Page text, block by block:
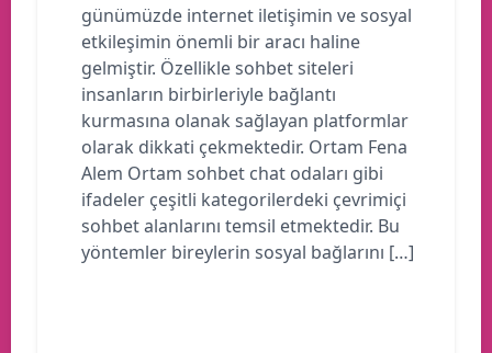
günümüzde internet iletişimin ve sosyal
etkileşimin önemli bir aracı haline
gelmiştir. Özellikle sohbet siteleri
insanların birbirleriyle bağlantı
kurmasına olanak sağlayan platformlar
olarak dikkati çekmektedir. Ortam Fena
Alem Ortam sohbet chat odaları gibi
ifadeler çeşitli kategorilerdeki çevrimiçi
sohbet alanlarını temsil etmektedir. Bu
yöntemler bireylerin sosyal bağlarını […]